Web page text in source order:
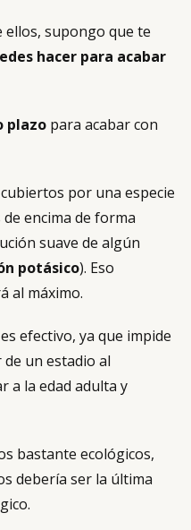
ellos, supongo que te
hacer para acabar
plazo para acabar con
por una especie
encima de forma
suave de algún
potásico). Eso
al máximo.
es efectivo, ya que impide
un estadio al
a la edad adulta y
bastante ecológicos,
debería ser la última